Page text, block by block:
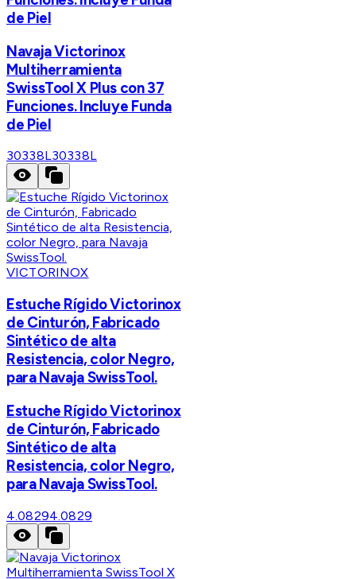
de Piel
Navaja Victorinox
Multiherramienta
SwissTool X Plus con 37
Funciones. Incluye Funda
de Piel
30338L30338L
VICTORINOX
Estuche Rígido Victorinox
de Cinturón, Fabricado
Sintético de alta
Resistencia, color Negro,
para Navaja SwissTool.
Estuche Rígido Victorinox
de Cinturón, Fabricado
Sintético de alta
Resistencia, color Negro,
para Navaja SwissTool.
4.08294.0829